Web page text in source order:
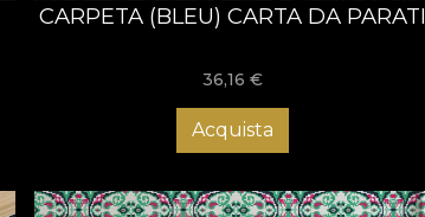
CARPETA (BLEU) CARTA DA PARATI
36,16 €
Acquista